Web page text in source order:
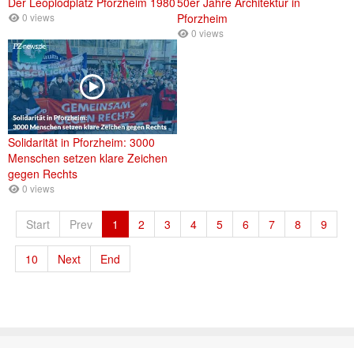
0 views
Pforzheim
0 views
Solidarität in Pforzheim: 3000
Menschen setzen klare Zeichen
gegen Rechts
0 views
Start Prev 1 2 3 4 5 6 7 8 9
10 Next End